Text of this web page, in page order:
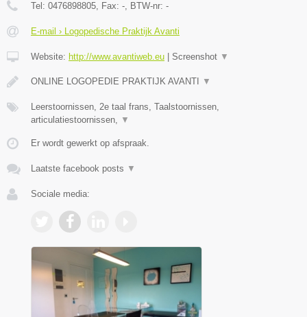
Tel: 0476898805, Fax: -, BTW-nr: -
E-mail › Logopedische Praktijk Avanti
Website: http://www.avantiweb.eu Screenshot ▼
ONLINE LOGOPEDIE PRAKTIJK AVANTI ▼
Leerstoornissen, 2e taal frans, Taalstoornissen,
articulatiestoornissen, ▼
Er wordt gewerkt op afspraak.
Laatste facebook posts ▼
Sociale media: